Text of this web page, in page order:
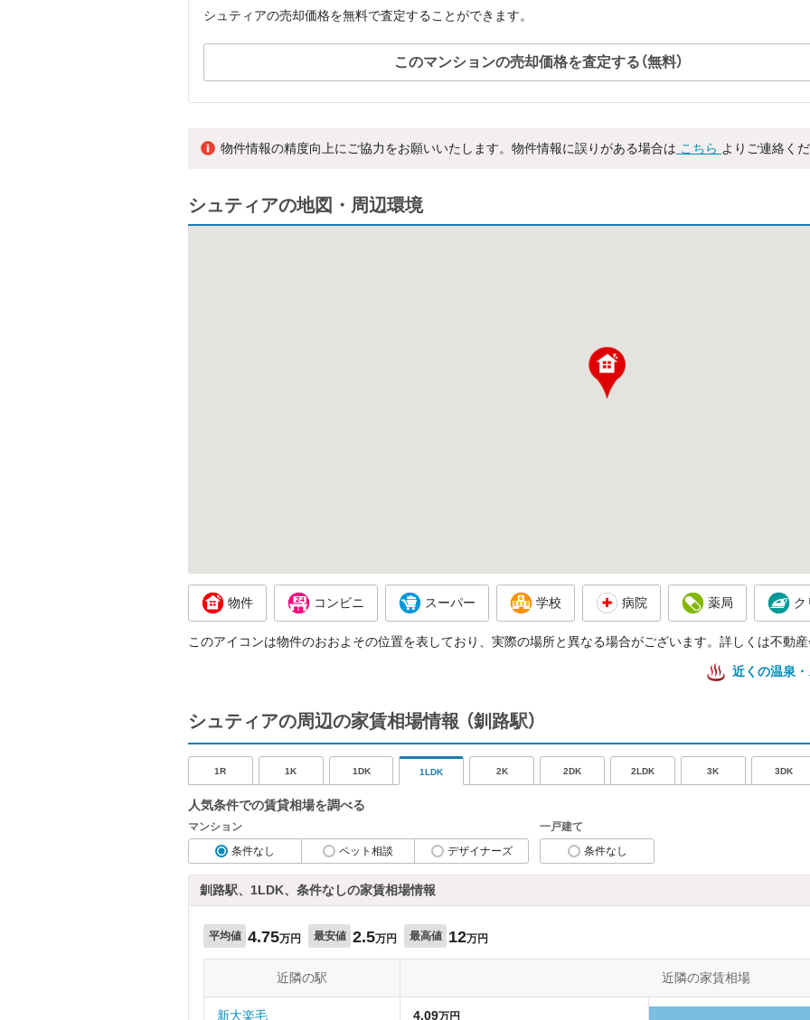
シュティアの売却価格を無料で査定することができます。
このマンションの売却価格を査定する（無料）
物件情報の精度向上にご協力をお願いいたします。物件情報に誤りがある場合は こちら よりご連絡く
シュティアの地図・周辺環境
物件 コンビニ スーパー 学校 病院 薬局 ク
このアイコンは物件のおおよその位置を表しており、実際の場所と異なる場合がございます。詳しくは不動
近くの温泉
シュティアの周辺の家賃相場情報 （釧路駅）
1R 1K 1DK 1LDK 2K 2DK 2LDK 3K 3DK
人気条件での賃貸相場を調べる
マンション
条件なし
ペット相談 デザイナーズ
一戸建て
条件なし
釧路駅、1LDK、条件なしの家賃相場情報
平均値 4.75万円 最安値 2.5万円 最高値 12万円
近隣の駅 近隣の家賃相場
新大楽毛 4.09万円